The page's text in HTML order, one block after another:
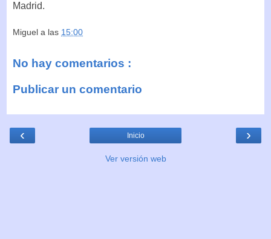
Madrid.
Miguel a las 15:00
No hay comentarios :
Publicar un comentario
‹ ›
Inicio
Ver versión web